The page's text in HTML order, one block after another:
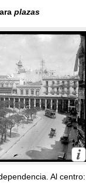
plazas
Al centro: